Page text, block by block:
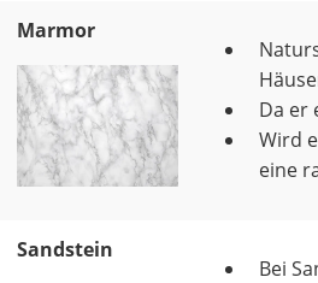
Marmor
Da er
Wird
eine
Sandstein
Bei